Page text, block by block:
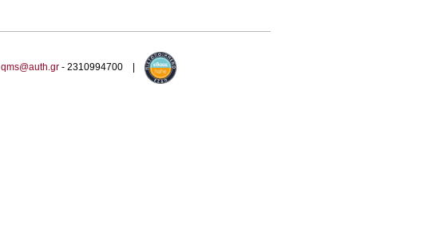
qms@auth.gr - 2310994700 |